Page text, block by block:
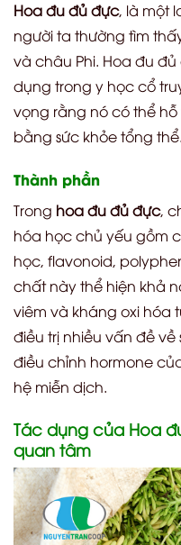
Hoa đu đủ đực, là một
người ta thường tìm
và châu Phi. Hoa đu
dụng trong y học cổ
vọng rằng nó có thể
bằng sức khỏe tổng thể.
Thành phần
Trong hoa đu đủ đực,
hóa học chủ yếu gồm
học, flavonoid,
chất này thể hiện khả
viêm và kháng oxi hóa
điều trị nhiều vấn đề
điều chỉnh hormone
hệ miễn dịch.
Tác dụng của Hoa
quan tâm